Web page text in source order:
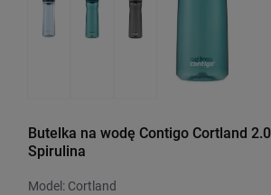
Butelka na wodę Contigo Cortland
Spirulina
Model: Cortland